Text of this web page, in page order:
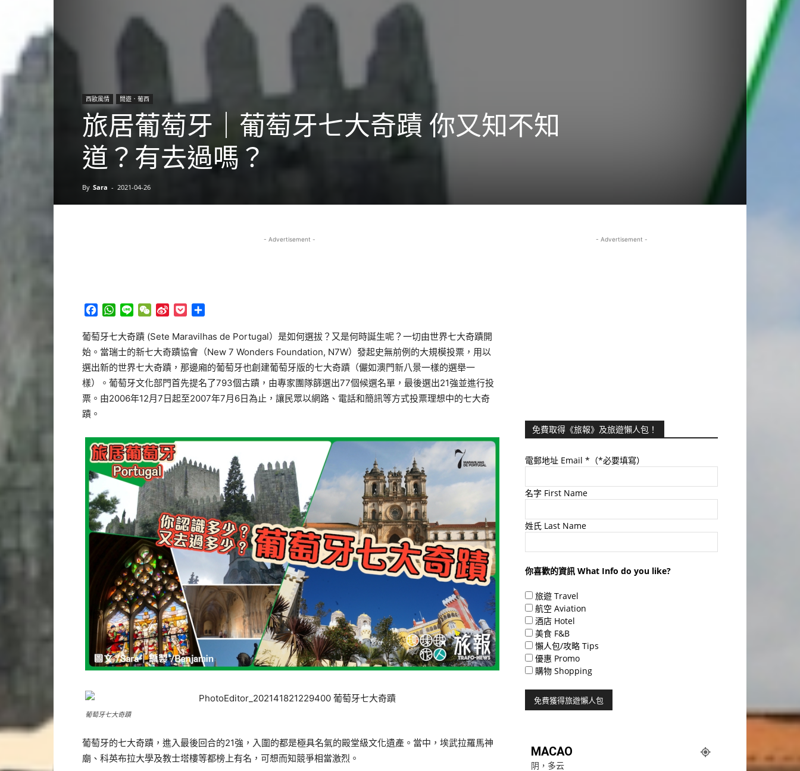
西歐風情 閒遊．葡西
旅居葡萄牙｜葡萄牙七大奇蹟 你又知不知
道？有去過嗎？
By Sara - 2021-04-26
- Advertisement -
Facebook
WhatsApp
Line WeChat
Sina
Pocket
葡萄牙七大奇蹟 (Sete Maravilhas de Portugal）是如何選拔？又是何時誕生呢？一切由世界七大奇蹟開
始。當瑞士的新七大奇蹟協會（New 7 Wonders Foundation, N7W）發起史無前例的大規模投票，用以
選出新的世界七大奇蹟，那邊廂的葡萄牙也創建葡萄牙版的七大奇蹟（儼如澳門新八景一樣的選舉一
樣）。葡萄牙文化部門首先提名了793個古蹟，由專家團隊篩選出77個候選名單，最後選出21強並進行投
票。由2006年12月7日起至2007年7月6日為止，讓民眾以網路、電話和簡訊等方式投票理想中的七大奇
蹟。
葡萄牙七大奇蹟
葡萄牙的七大奇蹟，進入最後回合的21強，入圍的都是極具名氣的殿堂級文化遺產。當中，埃武拉羅馬神
廟、科英布拉大學及教士塔樓等都榜上有名，可想而知競爭相當激烈。
- Advertisement -
免費取得《旅報》及旅遊懶人包！
電郵地址 Email *（*必要填寫）
名字 First Name
姓氏 Last Name
你喜歡的資訊 What Info do you like?
旅遊 Travel
航空 Aviation
酒店 Hotel
美食 F&B
懶人包/攻略 Tips
優惠 Promo
購物 Shopping
MACAO
阴，多云